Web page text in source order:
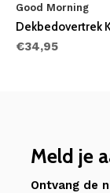
Good Morning
Dekbedovertrek
€34,95
Meld je
Ontvang de